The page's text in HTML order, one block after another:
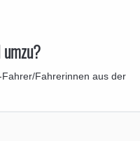
Fahrerinnen aus der